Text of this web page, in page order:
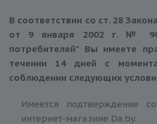
В соответствии со ст. 28
от 9 января 2002 г. №
потребителей" Вы имеете
течении 14 дней с
соблюдении следующих
Имеется подтверждение
интернет-магазине Da.by.